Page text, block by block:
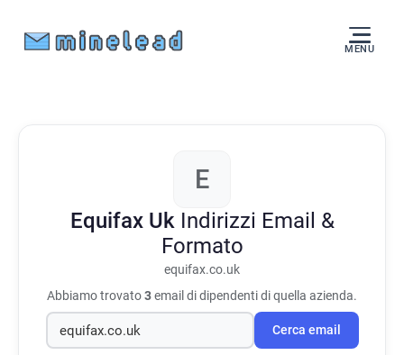
MENU
E
Equifax Uk Indirizzi Email &
Formato
equifax.co.uk
Abbiamo trovato3email di dipendenti di quella azienda.
Cerca email